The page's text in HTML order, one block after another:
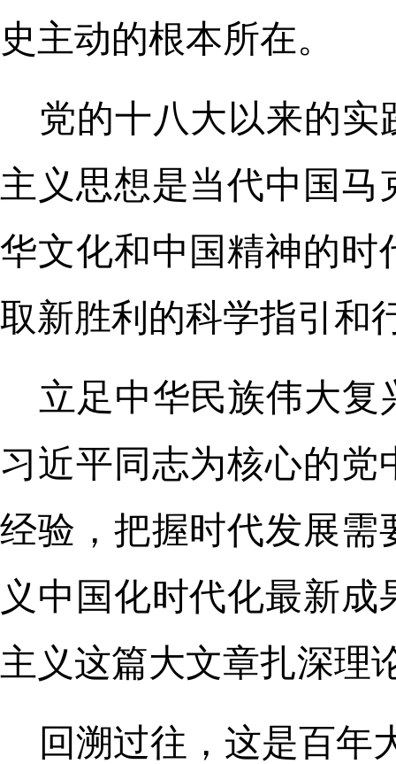
史主动的根本所在。
党的十八大以来的
主义思想是当代中国
华文化和中国精神的时
取新胜利的科学指引和
立足中华民族伟大
习近平同志为核心的
经验，把握时代发展需
义中国化时代化最新
主义这篇大文章扎深理
回溯过往，这是百